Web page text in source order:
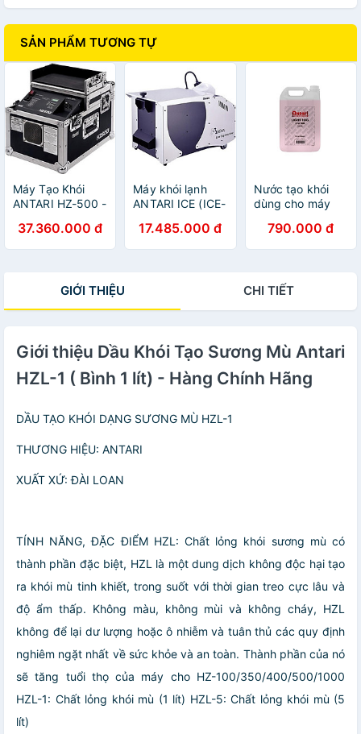
SẢN PHẨM TƯƠNG TỰ
Máy Tạo Khói
ANTARI HZ-500 -
37.360.000 đ
Máy khói lạnh
ANTARI ICE (ICE-
Chính Hãng
17.485.000 đ
Nước tạo khói
dùng cho máy
Antari FLR5 -
Hàng chính hãng
790.000 đ
GIỚI THIỆU CHI TIẾT
Giới thiệu Dầu Khói Tạo Sương Mù Antari
HZL-1 ( Bình 1 lít) - Hàng Chính Hãng
DẦU TẠO KHÓI DẠNG SƯƠNG MÙ HZL-1
THƯƠNG HIỆU: ANTARI
XUẤT XỨ: ĐÀI LOAN
TÍNH NĂNG, ĐẶC ĐIỂM HZL: Chất lỏng khói sương mù có
thành phần đặc biệt, HZL là một dung dịch không độc hại tạo
ra khói mù tinh khiết, trong suốt với thời gian treo cực lâu và
độ ẩm thấp. Không màu, không mùi và không cháy, HZL
không để lại dư lượng hoặc ô nhiễm và tuân thủ các quy định
nghiêm ngặt nhất về sức khỏe và an toàn. Thành phần của nó
sẽ tăng tuổi thọ của máy cho HZ-100/350/400/500/1000
HZL-1: Chất lỏng khói mù (1 lít) HZL-5: Chất lỏng khói mù (5
lít)